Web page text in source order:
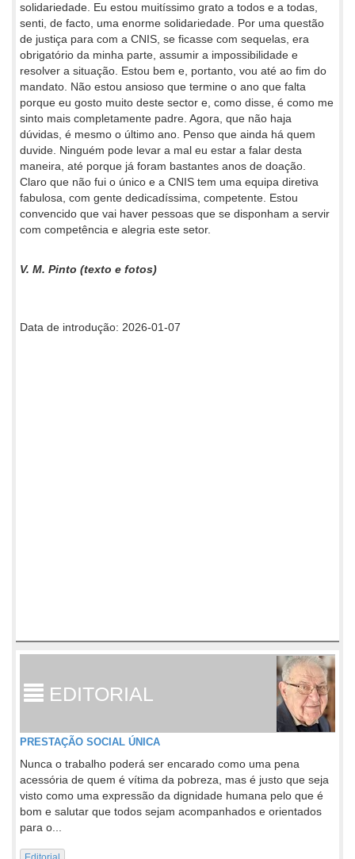
solidariedade. Eu estou muitíssimo grato a todos e a todas,
senti, de facto, uma enorme solidariedade. Por uma questão
de justiça para com a CNIS, se ficasse com sequelas, era
obrigatório da minha parte, assumir a impossibilidade e
resolver a situação. Estou bem e, portanto, vou até ao fim do
mandato. Não estou ansioso que termine o ano que falta
porque eu gosto muito deste sector e, como disse, é como me
sinto mais completamente padre. Agora, que não haja
dúvidas, é mesmo o último ano. Penso que ainda há quem
duvide. Ninguém pode levar a mal eu estar a falar desta
maneira, até porque já foram bastantes anos de doação.
Claro que não fui o único e a CNIS tem uma equipa diretiva
fabulosa, com gente dedicadíssima, competente. Estou
convencido que vai haver pessoas que se disponham a servir
com competência e alegria este setor.
V. M. Pinto (texto e fotos)
Data de introdução: 2026-01-07
EDITORIAL
PRESTAÇÃO SOCIAL ÚNICA
Nunca o trabalho poderá ser encarado como uma pena
acessória de quem é vítima da pobreza, mas é justo que seja
visto como uma expressão da dignidade humana pelo que é
bom e salutar que todos sejam acompanhados e orientados
para o...